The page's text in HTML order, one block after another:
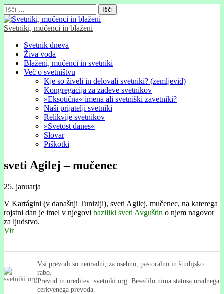
Išči:
Svetniki, mučenci in blaženi
Glavni
meni
Skip
content
Svetnik dneva
Živa voda
Blaženi, mučenci in svetniki
Več o svetništvu
Kje so živeli in delovali svetniki? (zemljevid)
Kongregacija za zadeve svetnikov
»Eksotična« imena ali svetniški zavetniki?
Naši prijatelji svetniki
Relikvije svetnikov
»Svetost danes«
Slovar
Piškotki
sveti Agilej – mučenec
25. januarja
V Kartágini (v današnji Tuniziji), sveti Agilej, mučenec, na katerega
rojstni dan je imel v njegovi baziliki sveti Avguštin o njem nagovor
za ljudstvo.
Vir
Vsi prevodi so neuradni, za osebno, pastoralno in študijsko
rabo.
Prevod in ureditev: svetniki.org. Besedilo nima statusa uradnega
cerkvenega prevoda.